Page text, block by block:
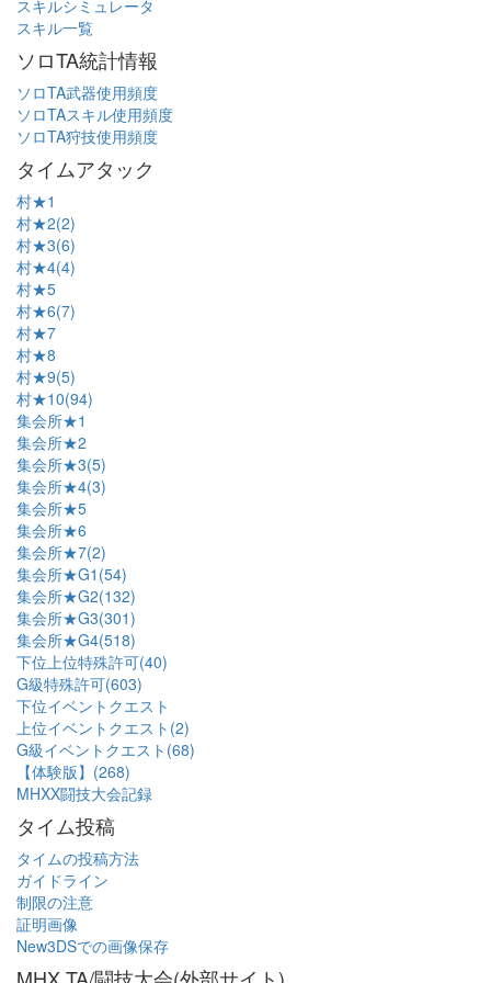
スキルシミュレータ
スキル一覧
ソロTA統計情報
ソロTA武器使用頻度
ソロTAスキル使用頻度
ソロTA狩技使用頻度
タイムアタック
村★1
村★2(2)
村★3(6)
村★4(4)
村★5
村★6(7)
村★7
村★8
村★9(5)
村★10(94)
集会所★1
集会所★2
集会所★3(5)
集会所★4(3)
集会所★5
集会所★6
集会所★7(2)
集会所★G1(54)
集会所★G2(132)
集会所★G3(301)
集会所★G4(518)
下位上位特殊許可(40)
G級特殊許可(603)
下位イベントクエスト
上位イベントクエスト(2)
G級イベントクエスト(68)
【体験版】(268)
MHXX闘技大会記録
タイム投稿
タイムの投稿方法
ガイドライン
制限の注意
証明画像
New3DSでの画像保存